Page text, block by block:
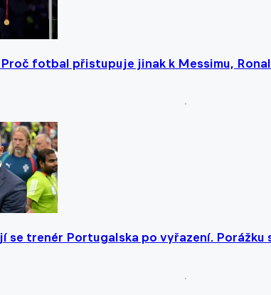
fotbal přistupuje jinak k Messimu,
se trenér Portugalska po vyřazení. Porážku